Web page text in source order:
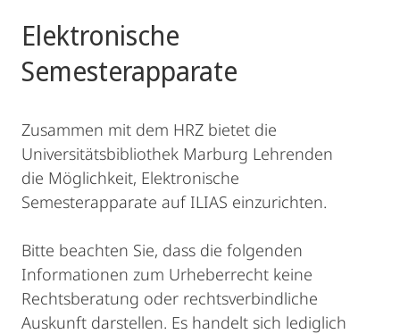
Elektronische
Semesterapparate
Zusammen mit dem HRZ bietet die
Universitätsbibliothek Marburg Lehrenden
die Möglichkeit, Elektronische
Semesterapparate auf ILIAS einzurichten.
Bitte beachten Sie, dass die folgenden
Informationen zum Urheberrecht keine
Rechtsberatung oder rechtsverbindliche
Auskunft darstellen. Es handelt sich lediglich